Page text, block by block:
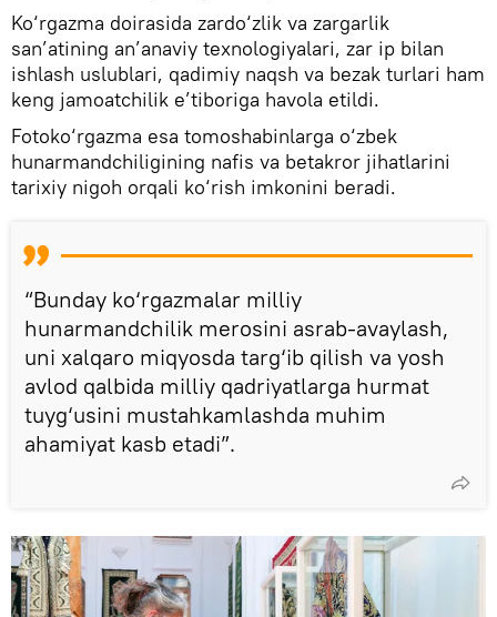
Ko‘rgazma doirasida zardo‘zlik va zargarlik
san’atining an’anaviy texnologiyalari, zar ip bilan
ishlash uslublari, qadimiy naqsh va bezak turlari ham
keng jamoatchilik e’tiboriga havola etildi.
Fotoko‘rgazma esa tomoshabinlarga o‘zbek
hunarmandchiligining nafis va betakror jihatlarini
tarixiy nigoh orqali ko‘rish imkonini beradi.
“Bunday ko‘rgazmalar milliy
hunarmandchilik merosini asrab-avaylash,
uni xalqaro miqyosda targ‘ib qilish va yosh
avlod qalbida milliy qadriyatlarga hurmat
tuyg‘usini mustahkamlashda muhim
ahamiyat kasb etadi”.